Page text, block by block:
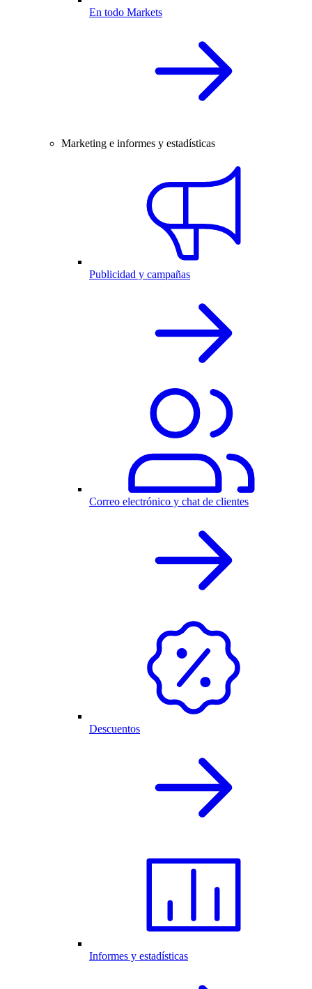
En todo Markets
Marketing e informes y estadísticas
Publicidad y campañas
Correo electrónico y chat de clientes
Descuentos
Informes y estadísticas